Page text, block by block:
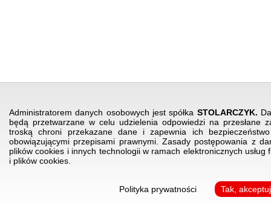
Administratorem danych osobowych jest spółka STOLARCZYK.
będą przetwarzane w celu udzielenia odpowiedzi na przesłane
troską chroni przekazane dane i zapewnia ich
obowiązującymi przepisami prawnymi. Zasady postępowania z
plików cookies i innych technologii w ramach elektronicznych
i plików cookies.
Polityka prywatności Tak,